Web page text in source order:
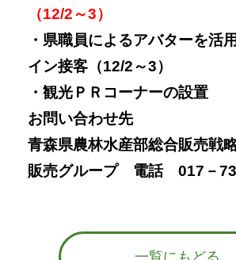
（12/2～3）
・県職員によるアバターを活
イン接客（12/2～3）
・観光ＰＲコーナーの設置
お問い合わせ先
青森県農林水産部総合販売戦
販売グループ 電話 017－